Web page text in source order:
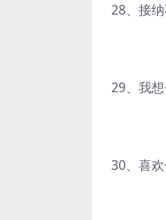
28、接
29、我
30、喜